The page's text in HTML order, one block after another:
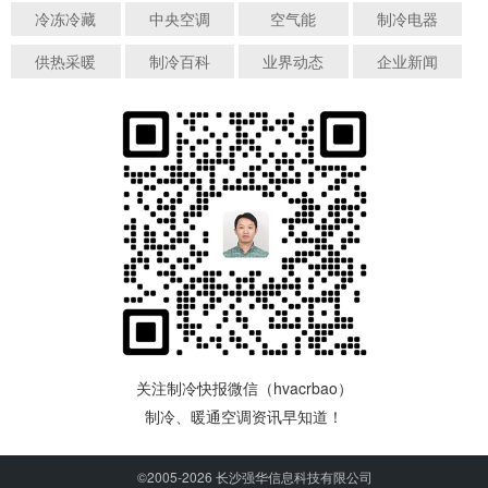
冷冻冷藏 中央空调 空气能
制冷电器
供热采暖
制冷百科 业界动态 企业新闻
关注制冷快报微信（hvacrbao）
制冷、暖通空调资讯早知道！
©2005-2026 长沙强华信息科技有限公司